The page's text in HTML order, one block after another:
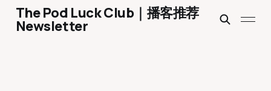
The Pod Luck Club｜播客推荐
Newsletter